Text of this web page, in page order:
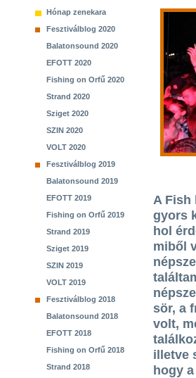
Hónap zenekara
Fesztiválblog 2020
Balatonsound 2020
EFOTT 2020
Fishing on Orfű 2020
Strand 2020
Sziget 2020
SZIN 2020
VOLT 2020
Fesztiválblog 2019
Balatonsound 2019
EFOTT 2019
Fishing on Orfű 2019
Strand 2019
Sziget 2019
SZIN 2019
VOLT 2019
Fesztiválblog 2018
Balatonsound 2018
EFOTT 2018
Fishing on Orfű 2018
Strand 2018
A Fish
gyors
hol
miből
sör, a
volt,
illetve
hogy